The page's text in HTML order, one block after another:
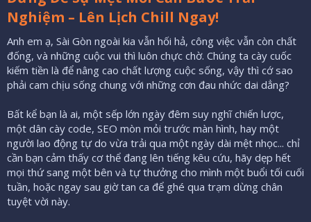
Nghiệm – Lên Lịch Chill Ngay!
Anh em ạ, Sài Gòn ngoài kia vẫn hối hả, công việc vẫn còn chất
đống, và những cuộc vui thì luôn chực chờ. Chúng ta cày cuốc
kiếm tiền là để nâng cao chất lượng cuộc sống, vậy thì cớ sao
phải cam chịu sống chung với những cơn đau nhức dai dẳng?
Bất kể bạn là ai, một sếp lớn ngày đêm suy nghĩ chiến lược,
một dân cày code, SEO mòn mỏi trước màn hình, hay một
người lao động tự do vừa trải qua một ngày dài mệt nhọc... chỉ
cần bạn cảm thấy cơ thể đang lên tiếng kêu cứu, hãy dẹp hết
mọi thứ sang một bên và tự thưởng cho mình một buổi tối cuối
tuần, hoặc ngay sau giờ tan ca để ghé qua trạm dừng chân
tuyệt vời này.